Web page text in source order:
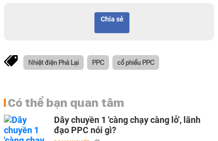
Chia sẻ
Nhiệt điện Phả Lại PPC cổ phiếu PPC
Có thể bạn quan tâm
Dây chuyền 1 'càng chạy càng lỗ', lãnh
đạo PPC nói gì?